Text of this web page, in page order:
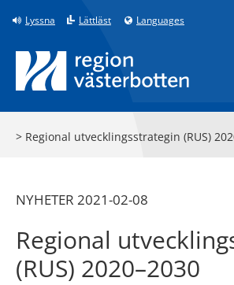
Till innehåll på sidan
Lyssna Lättläst Languages
> Regional utvecklingsstrategin (RUS)
NYHETER 2021-02-08
Regional
(RUS) 2020–2030